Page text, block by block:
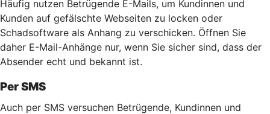
Häufig nutzen Betrügende E-Mails, um Kundinnen und
Kunden auf gefälschte Webseiten zu locken oder
Schadsoftware als Anhang zu verschicken. Öffnen Sie
daher E-Mail-Anhänge nur, wenn Sie sicher sind, dass der
Absender echt und bekannt ist.
Per SMS
Auch per SMS versuchen Betrügende, Kundinnen und